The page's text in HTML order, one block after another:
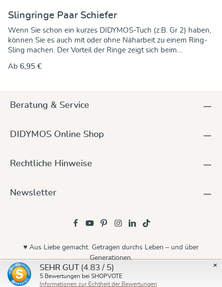
Slingringe Paar Schiefer
Wenn Sie schon ein kurzes DIDYMOS-Tuch (z.B. Gr 2) haben,
können Sie es auch mit oder ohne Näharbeit zu einem Ring-
Sling machen. Der Vorteil der Ringe zeigt sich beim
noch am freien Ende zu ziehen. Die Ringe klemmen das Tuch
Allergiker geeignet. Die Slingringe sind in unterschiedlichen
Erscheinungsbild sind produktionsbedingt!
Ab 6,95 €
Beratung & Service
DIDYMOS Online Shop
Rechtliche Hinweise
Newsletter
© 2026 Didymos
♥ Aus Liebe gemacht. Getragen durchs Leben – und über
Generationen.
×
SEHR GUT (4.83 / 5)
5 Bewertungen bei SHOPVOTE
Informationen zur Echtheit der Bewertungen